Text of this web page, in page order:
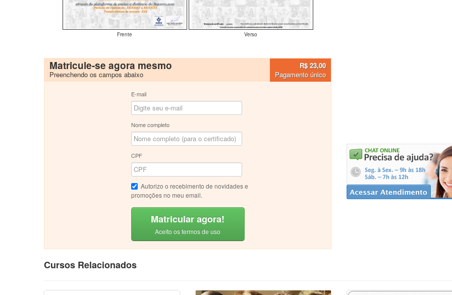
Frente Verso
Matricule-se agora mesmo
Preenchendo os campos abaixo
R$ 23,00
Pagamento único
E-mail
Nome completo
CPF
Autorizo o recebimento de novidades e
promoções no meu email.
Matricular agora!
Aceito os termos de uso
Cursos Relacionados